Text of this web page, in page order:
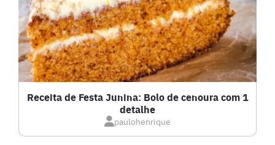
FRANGO
FRUTOS DO MAR
GRATINADOS
Receita de Festa Junina: Bolo de cenoura com 1
detalhe
paulohenrique